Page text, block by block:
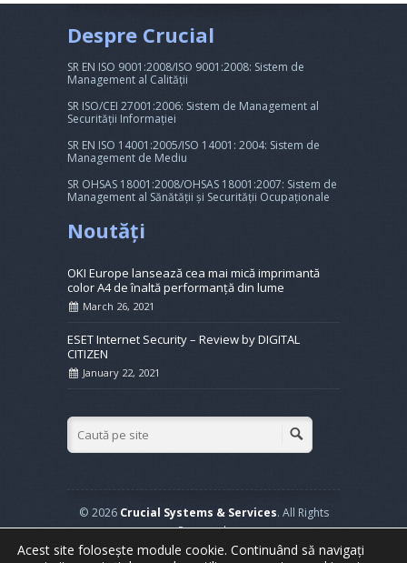
Despre Crucial
SR EN ISO 9001:2008/ISO 9001:2008: Sistem de
Management al Calității
SR ISO/CEI 27001:2006: Sistem de Management al
Securității Informației
SR EN ISO 14001:2005/ISO 14001: 2004: Sistem de
Management de Mediu
SR OHSAS 18001:2008/OHSAS 18001:2007: Sistem de
Management al Sănătății și Securității Ocupaționale
Noutăți
OKI Europe lansează cea mai mică imprimantă
color A4 de înaltă performanță din lume
March 26, 2021
ESET Internet Security – Review by DIGITAL
CITIZEN
January 22, 2021
© 2026 Crucial Systems & Services. All Rights
Reserved.
Powered byWordPress. Created byMuffin group
Acest site folosește module cookie. Continuând să navigați